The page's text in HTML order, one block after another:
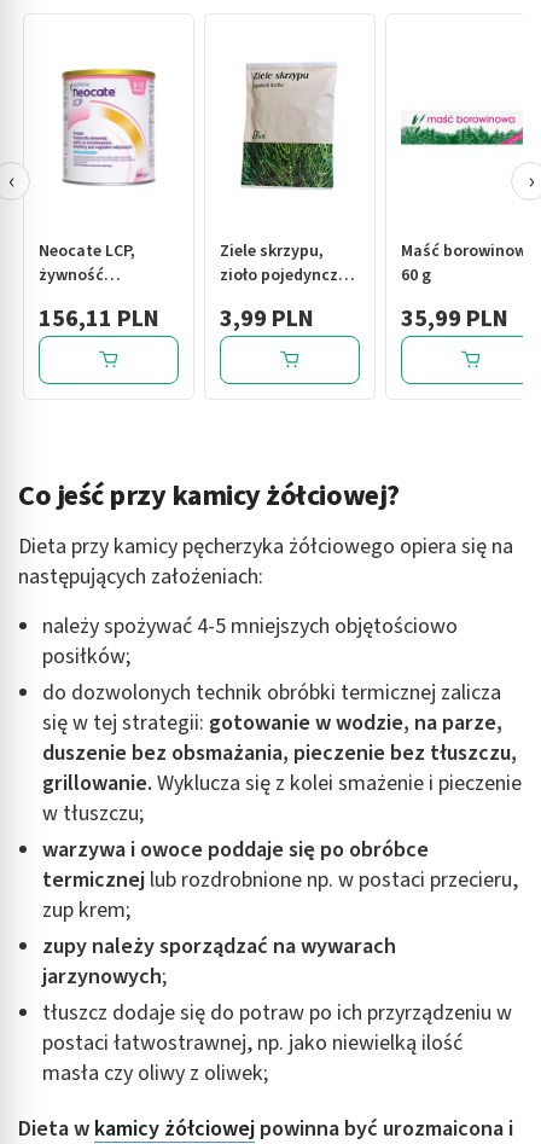
Neocate LCP,
żywność
przeznaczenia
medycznego,
dieta
hipoalergiczna,
156,11 PLN
Ziele skrzypu,
zioło pojedyncze,
3,99 PLN
Maść borowinowa,
60 g
35,99 PLN
‹ ›
Co jeść przy kamicy żółciowej?
Dieta przy kamicy pęcherzyka żółciowego opiera się na
następujących założeniach:
należy spożywać 4-5 mniejszych objętościowo
posiłków;
do dozwolonych technik obróbki termicznej zalicza
się w tej strategii: gotowanie w wodzie, na parze,
duszenie bez obsmażania, pieczenie bez tłuszczu,
grillowanie.Wyklucza się z kolei smażenie i pieczenie
w tłuszczu;
warzywa i owoce poddaje się po obróbce
termicznej lub rozdrobnione np. w postaci przecieru,
zup krem;
zupy należy sporządzać na wywarach
jarzynowych;
tłuszcz dodaje się do potraw po ich przyrządzeniu w
postaci łatwostrawnej, np. jako niewielką ilość
masła czy oliwy z oliwek;
Dieta w kamicy żółciowej powinna być urozmaicona i